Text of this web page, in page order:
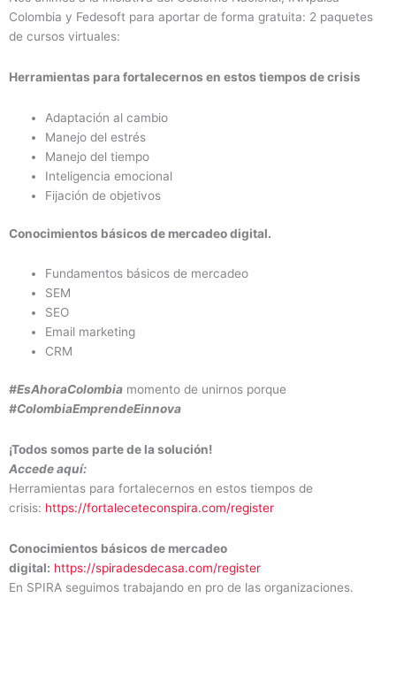
Colombia y Fedesoft para aportar de forma gratuita: 2 paquetes
de cursos virtuales:
Herramientas para fortalecernos en estos tiempos de crisis
Adaptación al cambio
Manejo del estrés
Manejo del tiempo
Inteligencia emocional
Fijación de objetivos
Conocimientos básicos de mercadeo digital.
Fundamentos básicos de mercadeo
SEM
SEO
Email marketing
CRM
#EsAhoraColombia momento de unirnos porque
#ColombiaEmprendeEinnova
¡Todos somos parte de la solución!
Accede aquí:
Herramientas para fortalecernos en estos tiempos de
crisis: https://fortaleceteconspira.com/register
Conocimientos básicos de mercadeo
digital: https://spiradesdecasa.com/register
En SPIRA seguimos trabajando en pro de las organizaciones.